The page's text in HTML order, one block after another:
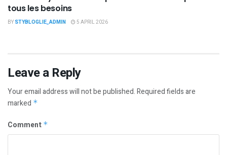
tous les besoins
BY STYBLOGLIE_ADMIN 5 APRIL 2026
Leave a Reply
Your email address will not be published.Required fields are
marked *
Comment *